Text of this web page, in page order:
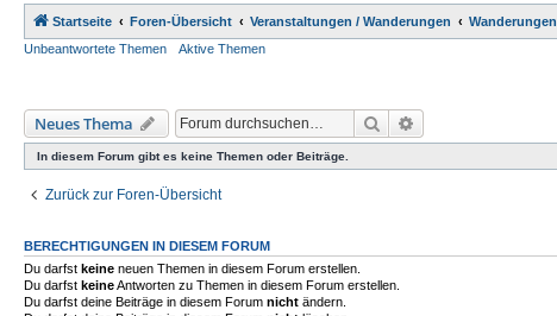
Startseite Foren-Übersicht Veranstaltungen / Wanderungen Wanderungen
Unbeantwortete Themen
Aktive Themen
Neues Thema Suche
In diesem Forum gibt es keine Themen oder Beiträge.
Zurück zur Foren-Übersicht
BERECHTIGUNGEN IN DIESEM FORUM
Du darfst keine neuen Themen in diesem Forum erstellen.
Du darfst keineAntworten zu Themen in diesem Forum erstellen.
Du darfst deine Beiträge in diesem Forum nicht ändern.